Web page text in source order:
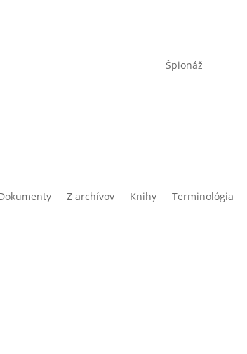
Špionáž
Z archívov Knihy Terminológia